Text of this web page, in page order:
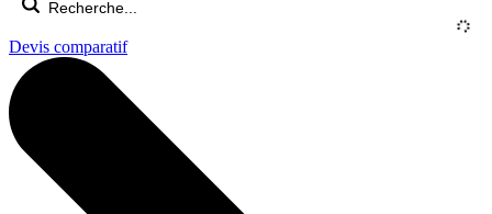
Devis comparatif